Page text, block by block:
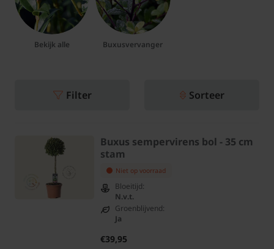
Bekijk alle Buxusvervanger
Filter Sorteer
Buxus sempervirens bol - 35 cm
stam
Niet op voorraad
Bloeitijd:
N.v.t.
Groenblijvend:
Ja
€39,95